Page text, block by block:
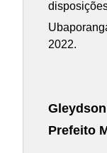
2022.
Prefeito